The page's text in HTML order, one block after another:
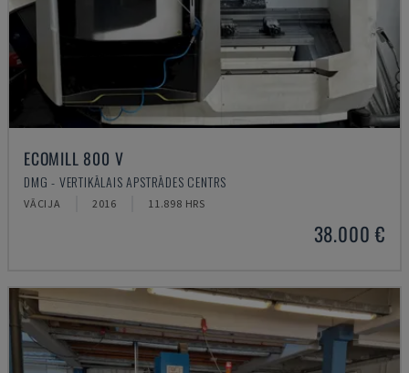
ECOMILL 800 V
DMG - VERTIKĀLAIS APSTRĀDES CENTRS
VĀCIJA 2016 11.898 HRS
38.000 €